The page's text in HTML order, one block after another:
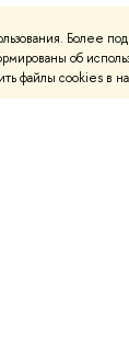
Более
об
файлы cookies в
Внешние